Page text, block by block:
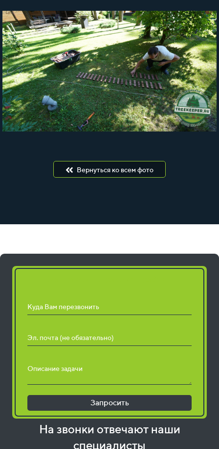
Вернуться ко всем фото
Куда Вам перезвонить
Эл. почта (не обязательно)
Описание задачи
Запросить
На звонки отвечают наши
специалисты